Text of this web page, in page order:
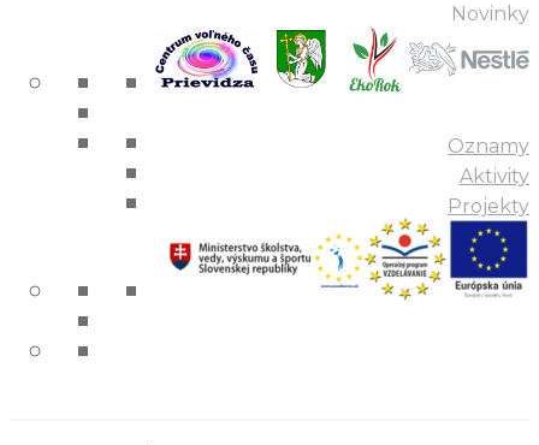
Novinky
Oznamy
Aktivity
Projekty